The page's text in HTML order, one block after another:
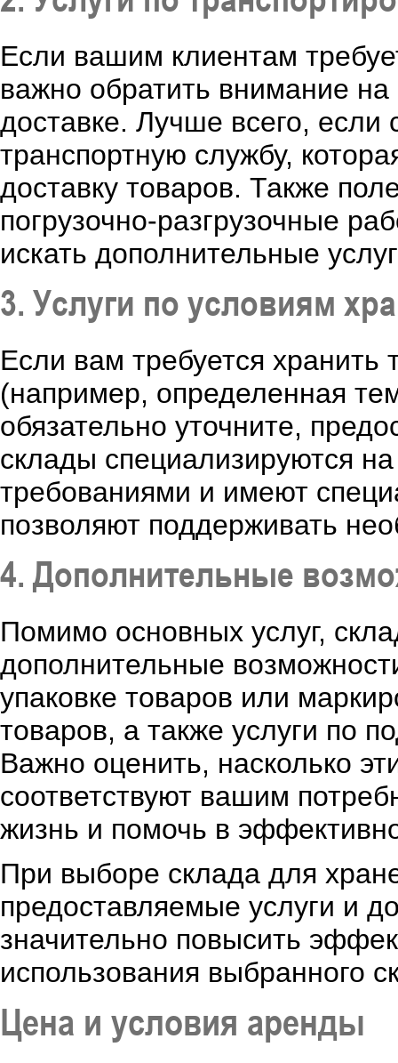
Если вашим клиентам
важно обратить внимание на
доставке. Лучше всего, если
транспортную службу,
доставку товаров. Также
погрузочно-разгрузочные
искать дополнительные
3. Услуги по условиям
Если вам требуется
(например, определенная
обязательно уточните,
склады специализируются
требованиями и имеют
позволяют поддерживать
4. Дополнительные
Помимо основных услуг,
дополнительные
упаковке товаров или
товаров, а также услуги по
Важно оценить, насколько
соответствуют вашим
жизнь и помочь в
При выборе склада для
предоставляемые услуги и
значительно повысить
использования выбранного
Цена и условия аренды